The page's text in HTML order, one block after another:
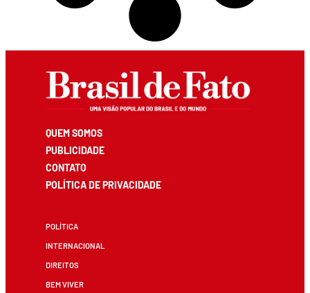
QUEM SOMOS
PUBLICIDADE
CONTATO
POLÍTICA DE PRIVACIDADE
POLÍTICA
INTERNACIONAL
DIREITOS
BEM VIVER